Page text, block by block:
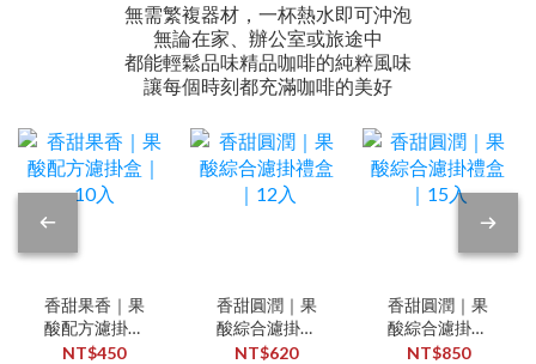
無需繁複器材，一杯熱水即可沖泡
無論在家、辦公室或旅途中
都能輕鬆品味精品咖啡的純粹風味
讓每個時刻都充滿咖啡的美好
香甜果香｜果
酸配方濾掛盒
｜10入
NT$450
香甜圓潤｜果
酸綜合濾掛禮
盒｜12入
NT$620
香甜圓潤｜果
酸綜合濾掛禮
盒｜15入
NT$850